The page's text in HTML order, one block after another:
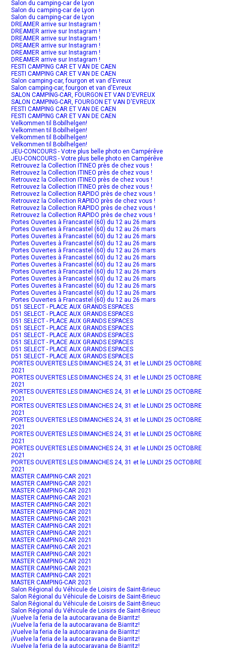
Salon du camping-car de Lyon
Salon du camping-car de Lyon
Salon du camping-car de Lyon
DREAMER arrive sur Instagram !
DREAMER arrive sur Instagram !
DREAMER arrive sur Instagram !
DREAMER arrive sur Instagram !
DREAMER arrive sur Instagram !
DREAMER arrive sur Instagram !
FESTI CAMPING CAR ET VAN DE CAEN
FESTI CAMPING CAR ET VAN DE CAEN
Salon camping-car, fourgon et van d'Evreux
Salon camping-car, fourgon et van d'Evreux
SALON CAMPING-CAR, FOURGON ET VAN D'EVREUX
SALON CAMPING-CAR, FOURGON ET VAN D'EVREUX
FESTI CAMPING CAR ET VAN DE CAEN
FESTI CAMPING CAR ET VAN DE CAEN
Velkommen til Bobilhelgen!
Velkommen til Bobilhelgen!
Velkommen til Bobilhelgen!
Velkommen til Bobilhelgen!
JEU-CONCOURS - Votre plus belle photo en Campérêve
JEU-CONCOURS - Votre plus belle photo en Campérêve
Retrouvez la Collection ITINEO près de chez vous !
Retrouvez la Collection ITINEO près de chez vous !
Retrouvez la Collection ITINEO près de chez vous !
Retrouvez la Collection ITINEO près de chez vous !
Retrouvez la Collection RAPIDO près de chez vous !
Retrouvez la Collection RAPIDO près de chez vous !
Retrouvez la Collection RAPIDO près de chez vous !
Retrouvez la Collection RAPIDO près de chez vous !
Portes Ouvertes à Francastel (60) du 12 au 26 mars
Portes Ouvertes à Francastel (60) du 12 au 26 mars
Portes Ouvertes à Francastel (60) du 12 au 26 mars
Portes Ouvertes à Francastel (60) du 12 au 26 mars
Portes Ouvertes à Francastel (60) du 12 au 26 mars
Portes Ouvertes à Francastel (60) du 12 au 26 mars
Portes Ouvertes à Francastel (60) du 12 au 26 mars
Portes Ouvertes à Francastel (60) du 12 au 26 mars
Portes Ouvertes à Francastel (60) du 12 au 26 mars
Portes Ouvertes à Francastel (60) du 12 au 26 mars
Portes Ouvertes à Francastel (60) du 12 au 26 mars
Portes Ouvertes à Francastel (60) du 12 au 26 mars
D51 SELECT - PLACE AUX GRANDS ESPACES
D51 SELECT - PLACE AUX GRANDS ESPACES
D51 SELECT - PLACE AUX GRANDS ESPACES
D51 SELECT - PLACE AUX GRANDS ESPACES
D51 SELECT - PLACE AUX GRANDS ESPACES
D51 SELECT - PLACE AUX GRANDS ESPACES
D51 SELECT - PLACE AUX GRANDS ESPACES
D51 SELECT - PLACE AUX GRANDS ESPACES
PORTES OUVERTES LES DIMANCHES 24, 31 et le LUNDI 25 OCTOBRE
2021
PORTES OUVERTES LES DIMANCHES 24, 31 et le LUNDI 25 OCTOBRE
2021
PORTES OUVERTES LES DIMANCHES 24, 31 et le LUNDI 25 OCTOBRE
2021
PORTES OUVERTES LES DIMANCHES 24, 31 et le LUNDI 25 OCTOBRE
2021
PORTES OUVERTES LES DIMANCHES 24, 31 et le LUNDI 25 OCTOBRE
2021
PORTES OUVERTES LES DIMANCHES 24, 31 et le LUNDI 25 OCTOBRE
2021
PORTES OUVERTES LES DIMANCHES 24, 31 et le LUNDI 25 OCTOBRE
2021
PORTES OUVERTES LES DIMANCHES 24, 31 et le LUNDI 25 OCTOBRE
2021
MASTER CAMPING-CAR 2021
MASTER CAMPING-CAR 2021
MASTER CAMPING-CAR 2021
MASTER CAMPING-CAR 2021
MASTER CAMPING-CAR 2021
MASTER CAMPING-CAR 2021
MASTER CAMPING-CAR 2021
MASTER CAMPING-CAR 2021
MASTER CAMPING-CAR 2021
MASTER CAMPING-CAR 2021
MASTER CAMPING-CAR 2021
MASTER CAMPING-CAR 2021
MASTER CAMPING-CAR 2021
MASTER CAMPING-CAR 2021
MASTER CAMPING-CAR 2021
MASTER CAMPING-CAR 2021
Salon Régional du Véhicule de Loisirs de Saint-Brieuc
Salon Régional du Véhicule de Loisirs de Saint-Brieuc
Salon Régional du Véhicule de Loisirs de Saint-Brieuc
Salon Régional du Véhicule de Loisirs de Saint-Brieuc
¡Vuelve la feria de la autocaravana de Biarritz!
¡Vuelve la feria de la autocaravana de Biarritz!
¡Vuelve la feria de la autocaravana de Biarritz!
¡Vuelve la feria de la autocaravana de Biarritz!
¡Vuelve la feria de la autocaravana de Biarritz!